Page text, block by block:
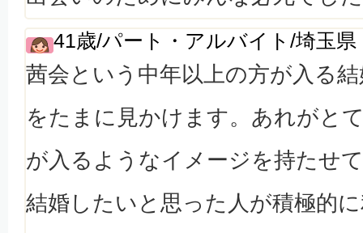
41歳/パート・アルバイト/埼玉県
茜会という中年以上の方が入る
をたまに見かけます。あれがと
が入るようなイメージを持たせ
結婚したいと思った人が積極的